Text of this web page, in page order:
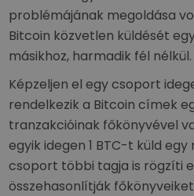
problémájának megoldása
Bitcoin közvetlen küldését
másikhoz, harmadik fél nélkül.
Képzeljen el egy csoport
rendelkezik a Bitcoin címek
tranzakcióinak főkönyvével
egyik idegen 1 BTC-t küld
csoport többi tagja is rögzíti
összehasonlítják